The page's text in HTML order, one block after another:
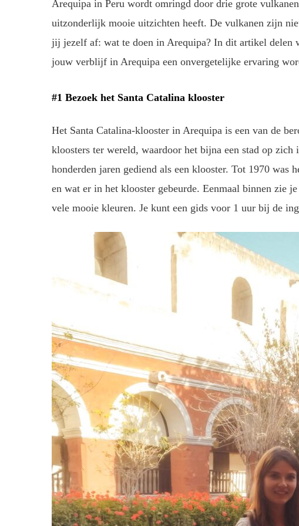
Arequipa in Peru wordt omringd door drie grote
uitzonderlijk mooie uitzichten heeft. De vulkanen zijn
jij jezelf af: wat te doen in Arequipa? In dit artikel delen
jouw verblijf in Arequipa een onvergetelijke ervaring
#1 Bezoek het Santa Catalina klooster
Het Santa Catalina-klooster in Arequipa is een van de
kloosters ter wereld, waardoor het bijna een stad op
honderden jaren gediend als een klooster. Tot 1970
en wat er in het klooster gebeurde. Eenmaal binnen zie
vele mooie kleuren. Je kunt een gids voor 1 uur bij de